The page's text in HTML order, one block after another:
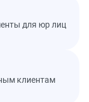
для юр лиц
клиентам